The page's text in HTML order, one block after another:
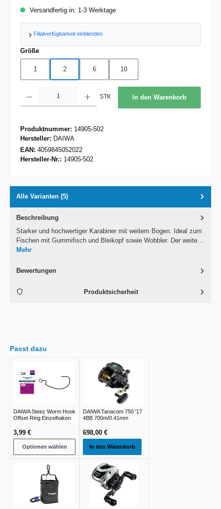
Versandfertig in: 1-3 Werktage
Filialverfügbarkeit einblenden
Größeauswählen
1 2 6 10
STK In den Warenkorb
Produktnummer: 14905-502
Hersteller: DAIWA
EAN: 4059845052022
Hersteller-Nr.: 14905-502
Alle Varianten (5)
Beschreibung
Starker und hochwertiger Karabiner mit weitem Bogen. Ideal zum
Fischen mit Gummifisch und Bleikopf sowie Wobbler. Der weite…
Mehr
Bewertungen
Produktsicherheit
Passt dazu
DAIWA Steez Worm Hook
Offset Ring Einzelhaken
3,99 €
Optionen wählen
DAIWA Tanacom 750 '17
4BB 700m/0.41mm
698,00 €
In den Warenkorb